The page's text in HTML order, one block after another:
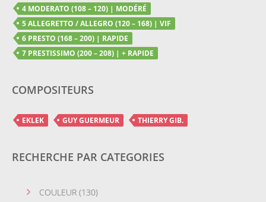
4 MODERATO (108 – 120) | MODÉRÉ
5 ALLEGRETTO / ALLEGRO (120 – 168) | VIF
6 PRESTO (168 – 200) | RAPIDE
7 PRESTISSIMO (200 – 208) | + RAPIDE
COMPOSITEURS
EKLEK GUY GUERMEUR THIERRY GIB.
RECHERCHE PAR CATEGORIES
COULEUR (130)